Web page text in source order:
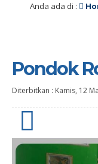
Anda ada di :
Pondok
Diterbitkan : Kamis, 12